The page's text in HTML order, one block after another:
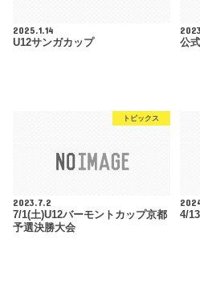
2025.1.14
U12サンガカップ
公
トピックス
2023.7.2
7/1(土)U12バーモントカップ京都
予選決勝大会
4/